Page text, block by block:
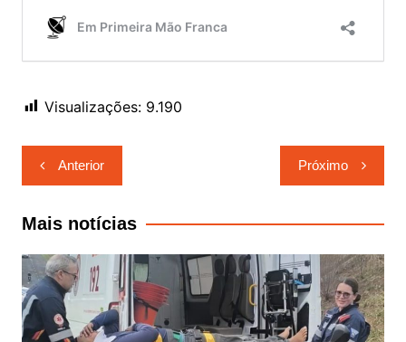
Visualizações: 9.190
Navegação
de
Post
Anterior Próximo
Mais notícias